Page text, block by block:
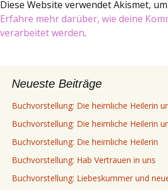
Diese Website verwendet Akismet,
Erfahre mehr darüber, wie deine
verarbeitet werden.
Neueste Beiträge
Buchvorstellung: Die heimliche Heilerin
Buchvorstellung: Die heimliche Heilerin
Buchvorstellung: Die heimliche Heilerin
Buchvorstellung: Hab Vertrauen in uns
Buchvorstellung: Liebeskummer und